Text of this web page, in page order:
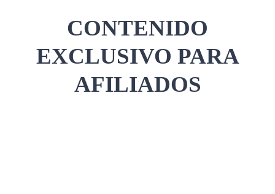
CONTENIDO
EXCLUSIVO PARA
AFILIADOS